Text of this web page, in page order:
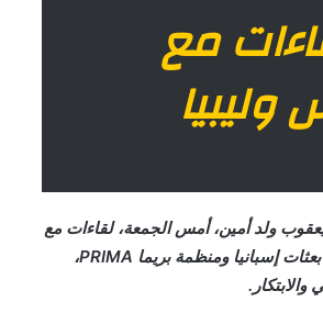
مع
ولد أمين، أمس الجمعة، لقاءات مع
وزراء التعليم العالي والبحث العلمي والابتكار بدول المغرب وتونس وليبيا، ورؤساء بعثات إسبانيا ومنظمة بريما PRIMA،